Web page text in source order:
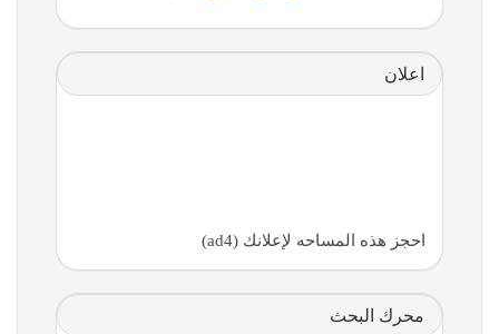
اعلان
احجز هذه المساحه لإعلانك (ad4)
محرك البحث